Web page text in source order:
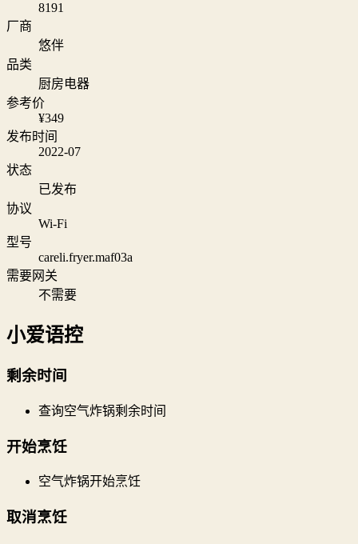
8191
厂商
悠伴
品类
厨房电器
参考价
¥349
发布时间
2022-07
状态
已发布
协议
Wi‑Fi
型号
careli.fryer.maf03a
需要网关
不需要
小爱语控
剩余时间
查询空气炸锅剩余时间
开始烹饪
空气炸锅开始烹饪
取消烹饪